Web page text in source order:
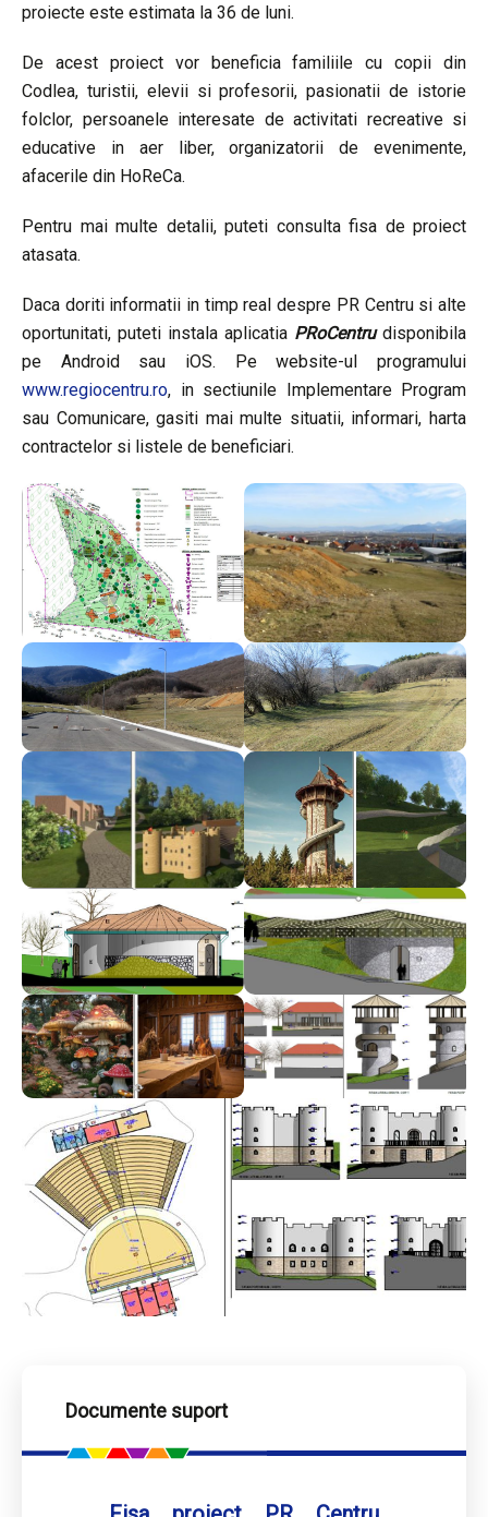
proiecte este estimata la 36 de luni.
De acest proiect vor beneficia familiile cu copii din
Codlea, turistii, elevii si profesorii, pasionatii de istorie
folclor, persoanele interesate de activitati recreative si
educative in aer liber, organizatorii de evenimente,
afacerile din HoReCa.
Pentru mai multe detalii, puteti consulta fisa de proiect
atasata.
Daca doriti informatii in timp real despre PR Centru si alte
oportunitati, puteti instala aplicatia PRoCentrudisponibila
pe Android sau iOS. Pe website-ul programului
www.regiocentru.ro, in sectiunile Implementare Program
sau Comunicare, gasiti mai multe situatii, informari, harta
contractelor si listele de beneficiari.
Documente suport